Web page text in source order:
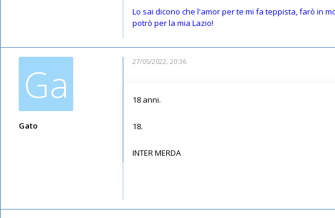
Lo sai dicono che l'amor per te mi fa teppista, farò in
potrò per la mia Lazio!
Ga
Gato
27/05/2022, 20:36
18 anni.
18.
INTER MERDA